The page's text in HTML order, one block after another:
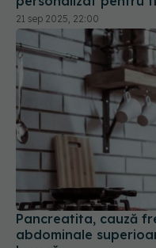
21 sep 2025, 22:00
Pancreatita, cauză
abdominale
bruscă